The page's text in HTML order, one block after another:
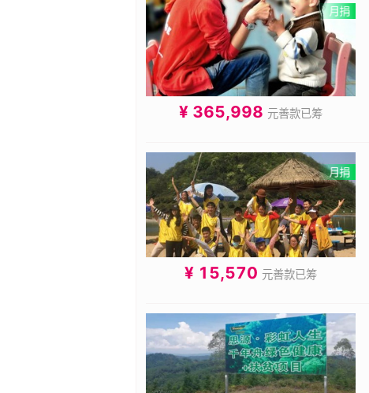
¥ 365,998 元善款已筹
¥ 15,570 元善款已筹